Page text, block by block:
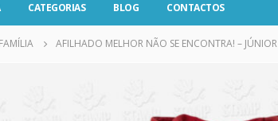
CATEGORIAS BLOG CONTACTOS
FAMÍLIA AFILHADO MELHOR NÃO SE ENCONTRA! – JÚNIOR